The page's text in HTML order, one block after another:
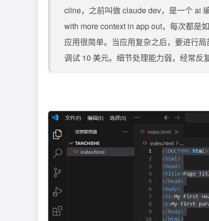
cline，之前叫做claudedev，是一个 ai
with more context in app out，每次都是
应用很简单。当应用复杂之后，要进行
调试 10 美元。细节处理能力弱，经常反